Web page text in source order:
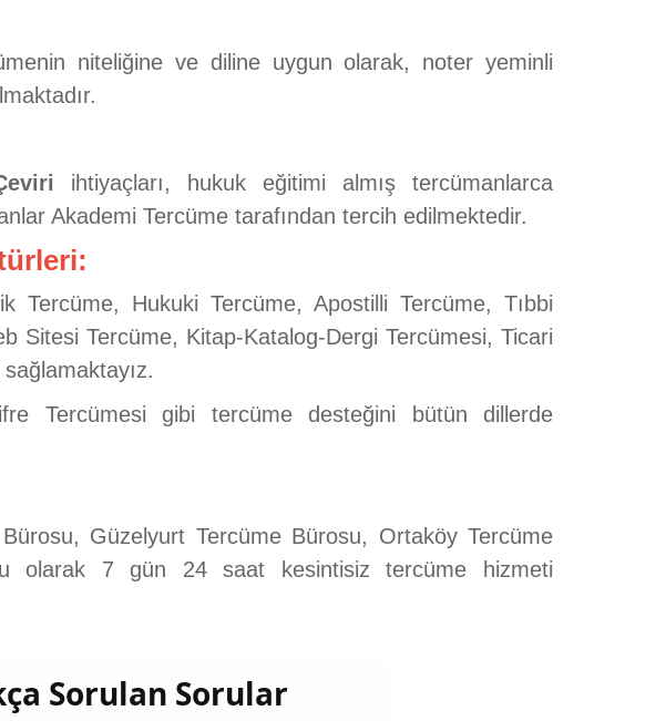
niteliğine ve diline uygun olarak, noter yeminli
ihtiyaçları, hukuk eğitimi almış tercümanlarca
Akademi Tercüme tarafından tercih edilmektedir.
Tercüme, Hukuki Tercüme, Apostilli Tercüme, Tıbbi
Sitesi Tercüme, Kitap-Katalog-Dergi Tercümesi, Ticari
Tercümesi gibi tercüme desteğini bütün dillerde
Güzelyurt Tercüme Bürosu, Ortaköy Tercüme
olarak 7 gün 24 saat kesintisiz tercüme hizmeti
Sorulan Sorular